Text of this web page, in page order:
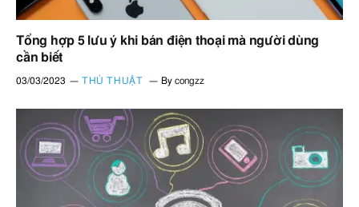
Tổng hợp 5 lưu ý khi bán điện thoại mà người dùng
cần biết
03/03/2023 THỦ THUẬT By congzz